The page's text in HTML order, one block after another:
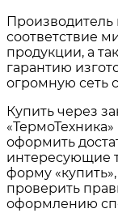
Производитель
соответствие
продукции, а
гарантию
огромную сеть
Купить через
оформить
интересующие
форму
проверить
оформлению